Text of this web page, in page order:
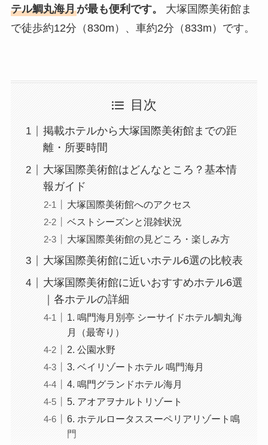
テル鯛丸海月が最も便利です。
大塚国際美術館ま
で徒歩約12分（830m）、車約2分（833m）です。
目次
掲載ホテルから大塚国際美術館までの距
離・所要時間
大塚国際美術館はどんなところ？基本情
報ガイド
大塚国際美術館へのアクセス
ベストシーズンと混雑状況
大塚国際美術館の見どころ・楽しみ方
大塚国際美術館に近いホテル6選の比較表
大塚国際美術館に近いおすすめホテル6選
｜各ホテルの詳細
1. 鳴門海月別亭 シーサイドホテル鯛丸海
月（最寄り）
2. 公園水野
3. ベイリゾートホテル 鳴門海月
4. 鳴門グランドホテル海月
5. アオアヲナルトリゾート
6. ホテルロータススーペリアリゾート鳴
門